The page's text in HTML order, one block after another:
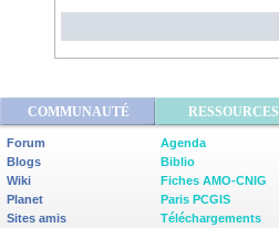
COMMUNAUTÉ RESSOURCES
Forum
Blogs
Wiki
Planet
Sites amis
Agenda
Biblio
Fiches AMO-CNIG
Paris PCGIS
Téléchargements